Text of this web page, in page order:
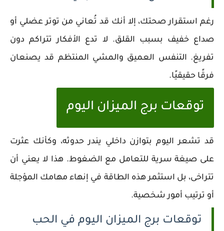
رغم استقرار صحتك، إلا أنك قد تُعاني من توتر عضلي أو
صداع خفيف بسبب القلق. لا تدع الأفكار تتراكم دون
تفريغ. التنفس العميق والمشي المنتظم قد يصنعان
فرقًا حقيقيًا.
توقعات برج الميزان اليوم
قد تشعر اليوم بتوازن داخلي يندر حدوثه، وكأنك عثرت
على صيغة سرية للتعامل مع الضغوط. هذا لا يعني أن
تتراخى، بل استثمر هذه الطاقة في إنهاء مهامك المؤجلة
أو ترتيب أمور شخصية.
توقعات برج الميزان اليوم في الحب